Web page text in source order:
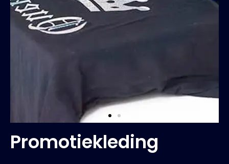
Promotiekleding